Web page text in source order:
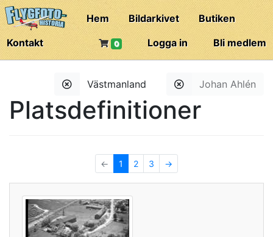
Hem Bildarkivet
Butiken
Kontakt
Bli medlem
Logga in
0
Johan Ahlén
Västmanland
Platsdefinitioner
← 1 2 3 →